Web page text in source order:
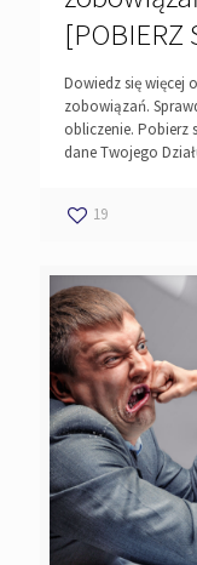
[POBIERZ
Dowiedz się więcej
zobowiązań.
obliczenie. Pobierz
dane Twojego
19